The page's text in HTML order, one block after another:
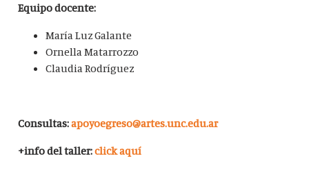
Equipo docente:
María Luz Galante
Ornella Matarrozzo
Claudia Rodríguez
Consultas:apoyoegreso@artes.unc.edu.ar
+info del taller:click aquí